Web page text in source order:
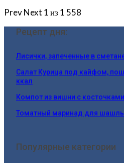
PrevNext 1 из 1 558
Рецепт дня:
Лисички, запеченные в
Салат Курица под кайфом,
ккал
Компот из вишни с
Томатный маринад для
Популярные категории